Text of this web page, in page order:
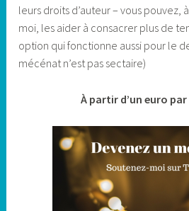
leurs droits d’auteur – vous pouvez,
moi, les aider à consacrer plus de
option qui fonctionne aussi pour le
mécénat n’est pas sectaire)
À partir d’un euro par